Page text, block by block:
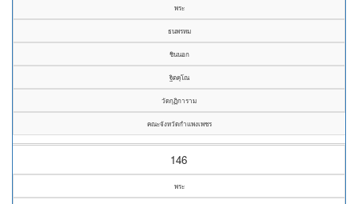
พระ
ธนพรหม
ชินนอก
ฐิตคุโณ
วัดกุฏิการาม
คณะจังหวัดกำแพงเพชร
146
พระ